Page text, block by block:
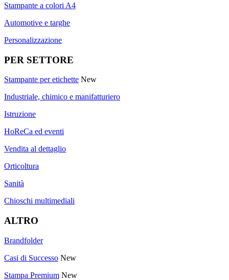
Stampante a colori A4
Automotive e targhe
Personalizzazione
PER SETTORE
Stampante per etichette New
Industriale, chimico e manifatturiero
Istruzione
HoReCa ed eventi
Vendita al dettaglio
Orticoltura
Sanità
Chioschi multimediali
ALTRO
Brandfolder
Casi di Successo New
Stampa Premium New